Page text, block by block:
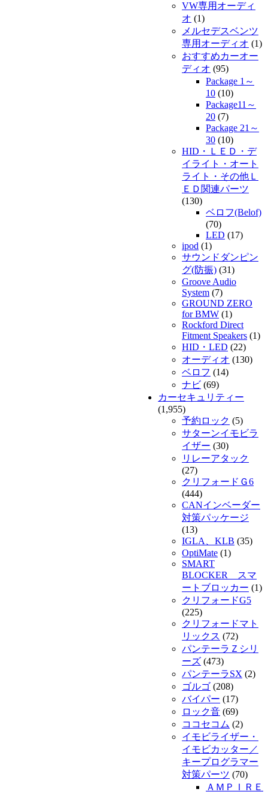
VW専用オーディ
オ (1)
メルセデスベンツ
専用オーディオ (1)
おすすめカーオー
ディオ (95)
Package 1～
10 (10)
Package11～
20 (7)
Package 21～
30 (10)
HID・ＬＥＤ・デ
イライト・オート
ライト・その他Ｌ
ＥＤ関連パーツ
(130)
ベロフ(Belof)
(70)
LED (17)
ipod (1)
サウンドダンピン
グ(防振) (31)
Groove Audio
System (7)
GROUND ZERO
for BMW (1)
Rockford Direct
Fitment Speakers (1)
HID・LED (22)
オーディオ (130)
ベロフ (14)
ナビ (69)
カーセキュリティー
(1,955)
予約ロック (5)
サターンイモビラ
イザー (30)
リレーアタック
(27)
クリフォードＧ6
(444)
CANインベーダー
対策パッケージ
(13)
IGLA、KLB (35)
OptiMate (1)
SMART
BLOCKER スマ
ートブロッカー (1)
クリフォードG5
(225)
クリフォードマト
リックス (72)
パンテーラＺシリ
ーズ (473)
パンテーラSX (2)
ゴルゴ (208)
バイパー (17)
ロック音 (69)
ココセコム (2)
イモビライザー・
イモビカッター／
キープログラマー
対策パーツ (70)
ＡＭＰＩＲＥ